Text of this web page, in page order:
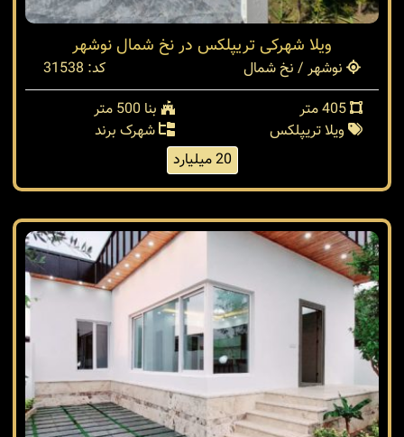
ویلا شهرکی تریپلکس در نخ شمال نوشهر
نوشهر / نخ شمال
کد: 31538
بنا 500 متر
ویلا تریپلکس
شهرک برند
20 میلیارد